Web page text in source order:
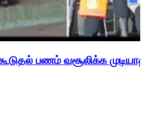
பணம் வசூலிக்க